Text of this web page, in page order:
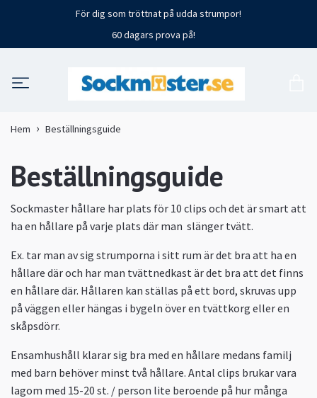
För dig som tröttnat på udda strumpor!
60 dagars prova på!
Hem Beställningsguide
Beställningsguide
Sockmaster hållare har plats för 10 clips och det är smart att
ha en hållare på varje plats där man slänger tvätt.
Ex. tar man av sig strumporna i sitt rum är det bra att ha en
hållare där och har man tvättnedkast är det bra att det finns
en hållare där. Hållaren kan ställas på ett bord, skruvas upp
på väggen eller hängas i bygeln över en tvättkorg eller en
skåpsdörr.
Ensamhushåll klarar sig bra med en hållare medans familj
med barn behöver minst två hållare. Antal clips brukar vara
lagom med 15-20 st. / person lite beroende på hur många